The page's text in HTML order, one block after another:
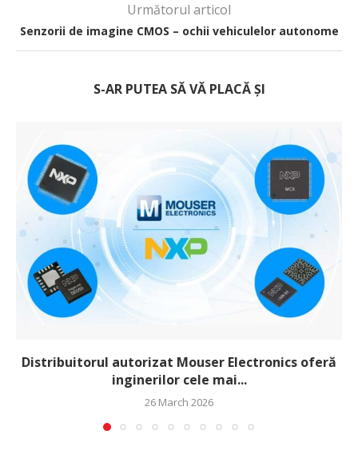
Următorul articol
Senzorii de imagine CMOS – ochii vehiculelor autonome
S-AR PUTEA SĂ VĂ PLACĂ ȘI
Distribuitorul autorizat Mouser Electronics oferă
inginerilor cele mai...
26 March 2026